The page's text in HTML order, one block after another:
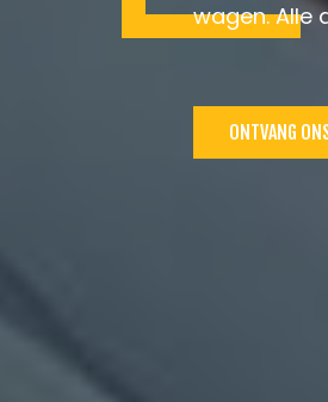
wagen. Alle
ONTVANG